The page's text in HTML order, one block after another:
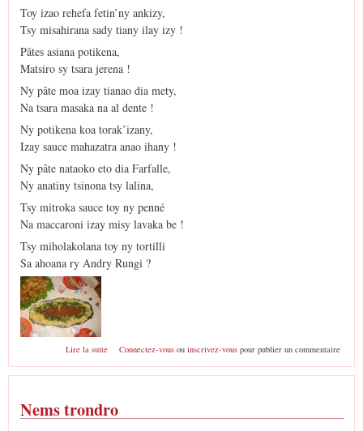
Toy izao rehefa fetin’ny ankizy,
Tsy misahirana sady tiany ilay izy !
Pâtes asiana potikena,
Matsiro sy tsara jerena !
Ny pâte moa izay tianao dia mety,
Na tsara masaka na al dente !
Ny potikena koa torak’izany,
Izay sauce mahazatra anao ihany !
Ny pâte nataoko eto dia Farfalle,
Ny anatiny tsinona tsy lalina,
Tsy mitroka sauce toy ny penné
Na maccaroni izay misy lavaka be !
Tsy miholakolana toy ny tortilli
Sa ahoana ry Andry Rungi ?
Lire la suite de pates sy potikena
Connectez-vousou inscrivez-vouspour publier un commentaire
Nems trondro